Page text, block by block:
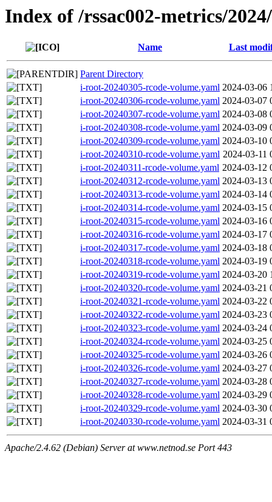
Index of /rssac002-metrics/
Name Last
Parent Directory
i-root-20240305-rcode-volume.yaml 2024-03-06
i-root-20240306-rcode-volume.yaml 2024-03-07
i-root-20240307-rcode-volume.yaml 2024-03-08
i-root-20240308-rcode-volume.yaml 2024-03-09
i-root-20240309-rcode-volume.yaml 2024-03-10
i-root-20240310-rcode-volume.yaml 2024-03-11
i-root-20240311-rcode-volume.yaml 2024-03-12
i-root-20240312-rcode-volume.yaml 2024-03-13
i-root-20240313-rcode-volume.yaml 2024-03-14
i-root-20240314-rcode-volume.yaml 2024-03-15
i-root-20240315-rcode-volume.yaml 2024-03-16
i-root-20240316-rcode-volume.yaml 2024-03-17
i-root-20240317-rcode-volume.yaml 2024-03-18
i-root-20240318-rcode-volume.yaml 2024-03-19
i-root-20240319-rcode-volume.yaml 2024-03-20
i-root-20240320-rcode-volume.yaml 2024-03-21
i-root-20240321-rcode-volume.yaml 2024-03-22
i-root-20240322-rcode-volume.yaml 2024-03-23
i-root-20240323-rcode-volume.yaml 2024-03-24
i-root-20240324-rcode-volume.yaml 2024-03-25
i-root-20240325-rcode-volume.yaml 2024-03-26
i-root-20240326-rcode-volume.yaml 2024-03-27
i-root-20240327-rcode-volume.yaml 2024-03-28
i-root-20240328-rcode-volume.yaml 2024-03-29
i-root-20240329-rcode-volume.yaml 2024-03-30
i-root-20240330-rcode-volume.yaml 2024-03-31
Apache/2.4.62 (Debian) Server at www.netnod.se Port 443